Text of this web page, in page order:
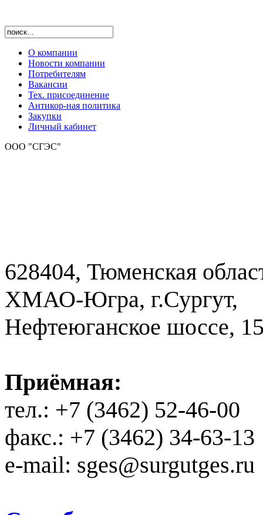
О компании
Новости компании
Потребителям
Вакансии
Тех. присоединение
Антикор-ная политика
Закупки
Личный кабинет
ООО "СГЭС"
628404, Тюменская
ХМАО-Югра, г.Сургут,
Нефтеюганское шоссе,
Приёмная:
тел.: +7 (3462) 52-46-00
факс.: +7 (3462) 34-63-13
e-mail: sges@surgutges.ru